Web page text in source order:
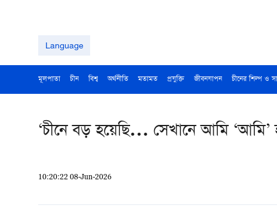
Language
মূলপাতা চীন বিশ্ব অর্থনীতি মতামত প্রযুক্তি জীবনযাপন চীনের শিল্প ও
‘চীনে বড় হয়েছি… সেখানে আমি ‘আমি’
10:20:22 08-Jun-2026